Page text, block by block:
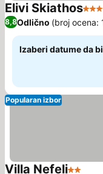
Elivi Skiathos5
8,8Odlično (broj ocena:
Izaberi datume da
Popularan izbor
Villa Nefeli